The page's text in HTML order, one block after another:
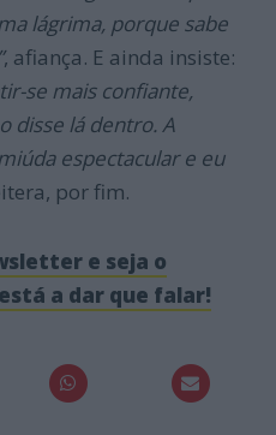
lágrima, porque sabe
, afiança. E ainda insiste:
se mais confiante,
disse lá dentro. A
espectacular e eu
por fim.
e seja o
a dar que falar!